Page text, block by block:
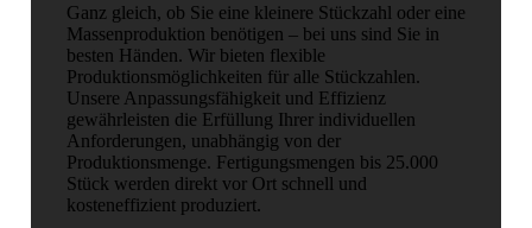
Ganz gleich, ob Sie eine kleinere Stückzahl oder eine
Massenproduktion benötigen – bei uns sind Sie in
besten Händen. Wir bieten flexible
Produktionsmöglichkeiten für alle Stückzahlen.
Unsere Anpassungsfähigkeit und Effizienz
gewährleisten die Erfüllung Ihrer individuellen
Anforderungen, unabhängig von der
Produktionsmenge. Fertigungsmengen bis 25.000
Stück werden direkt vor Ort schnell und
kosteneffizient produziert.